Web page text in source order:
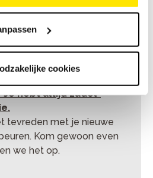
cookies
aandacht die hij verdient.
lange termijn. Dus sla die
niet over. Die krijg je van
Je hebt altijd zadel-
tevreden met je nieuwe
Kom gewoon even
we het op.